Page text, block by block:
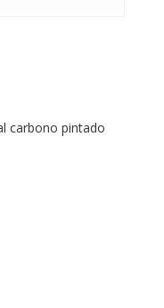
carbono pintado